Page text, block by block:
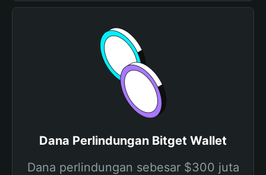
Dana Perlindungan Bitget Wallet
Dana perlindungan sebesar $300 juta